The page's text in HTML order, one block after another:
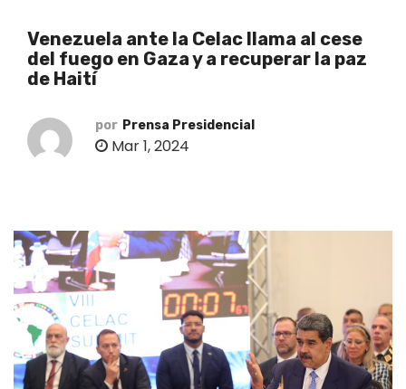
Venezuela ante la Celac llama al cese
del fuego en Gaza y a recuperar la paz
de Haití
por Prensa Presidencial
Mar 1, 2024